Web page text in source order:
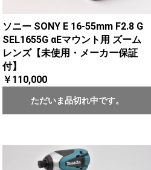
ソニー SONY E 16-55mm F2.8 G
SEL1655G αEマウント用 ズーム
レンズ【未使用・メーカー保証
付】
￥110,000
ただいま品切れ中です。